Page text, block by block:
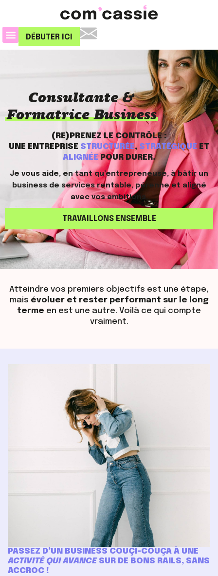
DÉBUTER ICI
Consultante &
Formatrice Business
(RE)PRENEZ LE CONTRÔLE :
UNE ENTREPRISE STRUCTURÉE, STRATÉGIQUE ET
ALIGNÉEPOUR DURER.
Je vous aide, en tant qu’entrepreneuse, à bâtir un
business de services rentable, pérenne et aligné
avec vos ambitions.
TRAVAILLONS ENSEMBLE
Atteindre vos premiers objectifs est une étape,
mais évoluer et rester performant sur le long
terme en est une autre. Voilà ce qui compte
vraiment.
PASSEZ D’UN BUSINESS COUÇI-COUÇA À UNE
ACTIVITÉ QUI AVANCESUR DE BONS RAILS, SANS
ACCROC !